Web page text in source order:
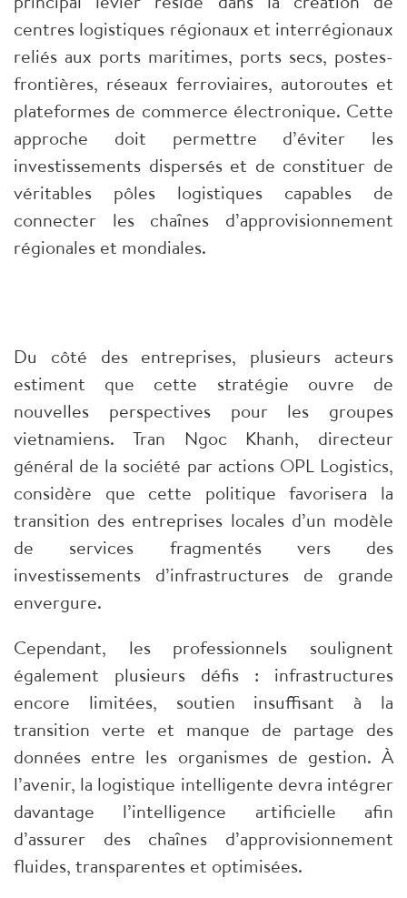
centres logistiques régionaux et interrégionaux
reliés aux ports maritimes, ports secs, postes-
frontières, réseaux ferroviaires, autoroutes et
plateformes de commerce électronique. Cette
approche doit permettre d’éviter les
investissements dispersés et de constituer de
véritables pôles logistiques capables de
connecter les chaînes d’approvisionnement
régionales et mondiales.
Du côté des entreprises, plusieurs acteurs
estiment que cette stratégie ouvre de
nouvelles perspectives pour les groupes
vietnamiens. Tran Ngoc Khanh, directeur
général de la société par actions OPL Logistics,
considère que cette politique favorisera la
transition des entreprises locales d’un modèle
de services fragmentés vers des
investissements d’infrastructures de grande
envergure.
Cependant, les professionnels soulignent
également plusieurs défis : infrastructures
encore limitées, soutien insuffisant à la
transition verte et manque de partage des
données entre les organismes de gestion. À
l’avenir, la logistique intelligente devra intégrer
davantage l’intelligence artificielle afin
d’assurer des chaînes d’approvisionnement
fluides, transparentes et optimisées.